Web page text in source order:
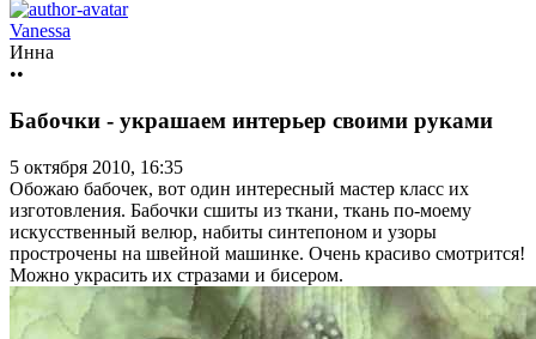
Vanessa
Инна
••
Бабочки - украшаем интерьер своими руками
5 октября 2010, 16:35
Обожаю бабочек, вот один интересный мастер класс их
изготовления. Бабочки сшиты из ткани, ткань по-моему
искусственный велюр, набиты синтепоном и узоры
прострочены на швейной машинке. Очень красиво смотрится!
Можно украсить их стразами и бисером.